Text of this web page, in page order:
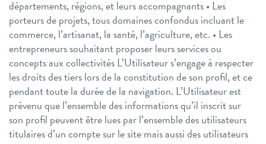
départements, régions, et leurs accompagnants• Les
porteurs de projets, tous domaines confondus incluant le
commerce, l’artisanat, la santé, l’agriculture, etc. • Les
entrepreneurs souhaitant proposer leurs services ou
concepts aux collectivitésL’Utilisateur s’engage à respecter
les droits des tiers lors de la constitution de son profil, et ce
pendant toute la durée de la navigation. L’Utilisateur est
prévenu que l’ensemble des informations qu’il inscrit sur
son profil peuvent être lues par l’ensemble des utilisateurs
titulaires d’un compte sur le site mais aussi des utilisateurs